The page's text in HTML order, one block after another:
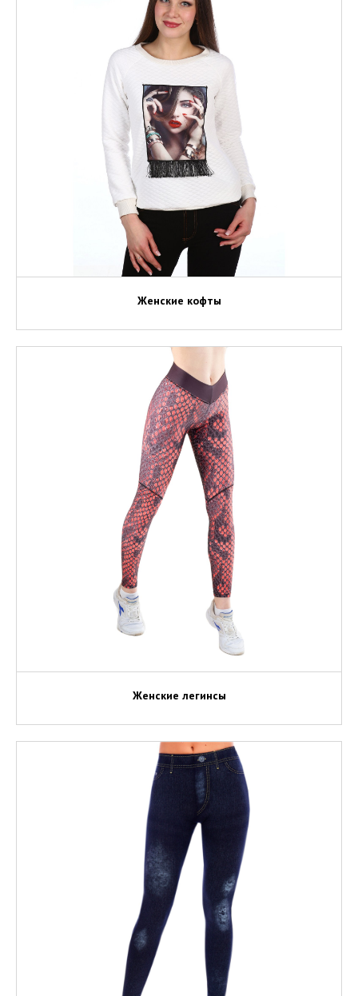
Женские кофты
Женские легинсы